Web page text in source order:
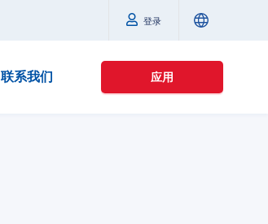
登录
联系我们 应用